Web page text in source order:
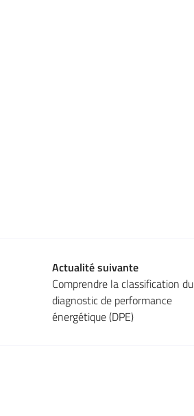
Actualité suivante
Comprendre la classification du
diagnostic de performance
énergétique (DPE)